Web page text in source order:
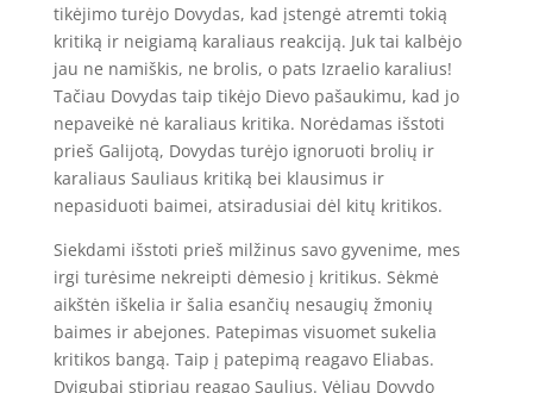
tikėjimo turėjo Dovydas, kad įstengė atremti tokią
kritiką ir neigiamą karaliaus reakciją. Juk tai kalbėjo
jau ne namiškis, ne brolis, o pats Izraelio karalius!
Tačiau Dovydas taip tikėjo Dievo pašaukimu, kad jo
nepaveikė nė karaliaus kritika. Norėdamas išstoti
prieš Galijotą, Dovydas turėjo ignoruoti brolių ir
karaliaus Sauliaus kritiką bei klausimus ir
nepasiduoti baimei, atsiradusiai dėl kitų kritikos.
Siekdami išstoti prieš milžinus savo gyvenime, mes
irgi turėsime nekreipti dėmesio į kritikus. Sėkmė
aikštėn iškelia ir šalia esančių nesaugių žmonių
baimes ir abejones. Patepimas visuomet sukelia
kritikos bangą. Taip į patepimą reagavo Eliabas.
Dvigubai stipriau reagao Saulius. Vėliau Dovydo